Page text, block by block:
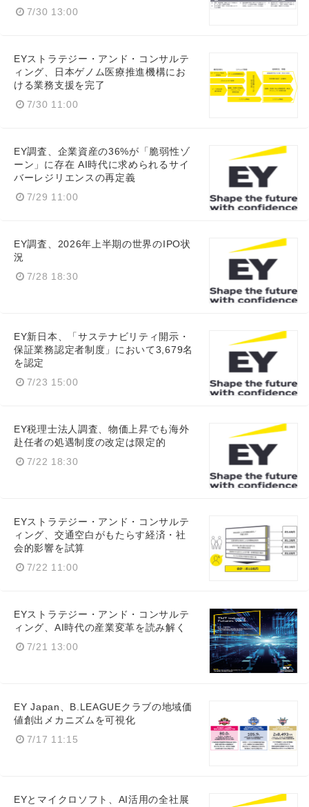
7/30 13:00
EYストラテジー・アンド・コンサルテ
ィング、日本ゲノム医療推進機構にお
ける業務支援を完了
7/30 11:00
EY調査、企業資産の36%が「脆弱性ゾ
ーン」に存在 AI時代に求められるサイ
バーレジリエンスの再定義
7/29 11:00
EY調査、2026年上半期の世界のIPO状
況
7/28 18:30
EY新日本、「サステナビリティ開示・
保証業務認定者制度」において3,679名
を認定
7/23 15:00
EY税理士法人調査、物価上昇でも海外
赴任者の処遇制度の改定は限定的
7/22 18:30
EYストラテジー・アンド・コンサルテ
ィング、交通空白がもたらす経済・社
会的影響を試算
7/22 11:00
EYストラテジー・アンド・コンサルテ
ィング、AI時代の産業変革を読み解く
7/21 13:00
EY Japan、B.LEAGUEクラブの地域価
値創出メカニズムを可視化
7/17 11:15
EYとマイクロソフト、AI活用の全社展